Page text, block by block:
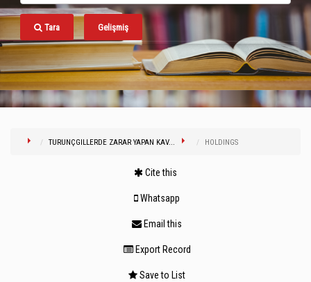
Tara Gelişmiş
TURUNÇGILLERDE ZARAR YAPAN KAV... HOLDINGS
Cite this
Whatsapp
Email this
Export Record
Save to List